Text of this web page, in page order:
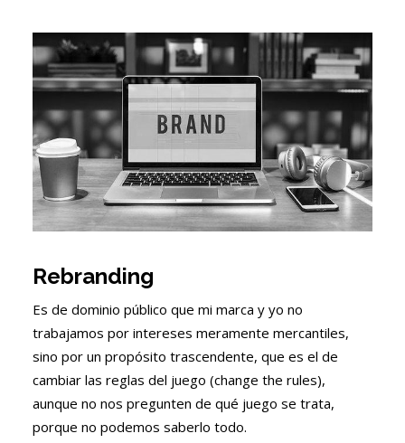
Rebranding
Es de dominio público que mi marca y yo no
trabajamos por intereses meramente mercantiles,
sino por un propósito trascendente, que es el de
cambiar las reglas del juego (change the rules),
aunque no nos pregunten de qué juego se trata,
porque no podemos saberlo todo.